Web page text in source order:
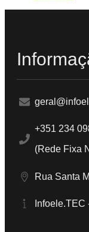
+351 234
(Rede Fixa
Rua Santa